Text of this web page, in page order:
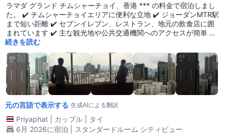
ラマダ グランド チムシャーチョイ、香港 *** の料金で宿泊しまし
た。 ✔️ チムシャーチョイエリアに便利な立地 ✔️ ジョーダンMTR駅
まで短い距離 ✔️ セブンイレブン、レストラン、地元の飲食店に囲
まれています ✔️ 主な観光地や公共交通機関へのアクセスが簡単 ✔️
市街の景色が見える部屋 ✔️ 朝食はオプションで追加可能 ✔️ 清潔な
部屋と強力なエアコン ✔️ 親切で助けになるスタッフ ✔️ タイの旅行
者に人気 ✔️ ホテルの外ではタクシーがいつも見つけやすい
続きを読む
元の言語で表示する 生成AIによる翻訳
Priyaphat カップル
タイ
6月 2026に宿泊 | スタンダードルーム シティビュー